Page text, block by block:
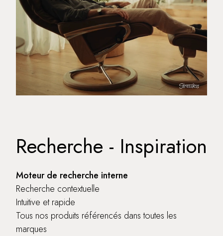
Recherche - Inspiration
Moteur de recherche interne
Recherche contextuelle
Intuitive et rapide
Tous nos produits référencés dans toutes les
marques